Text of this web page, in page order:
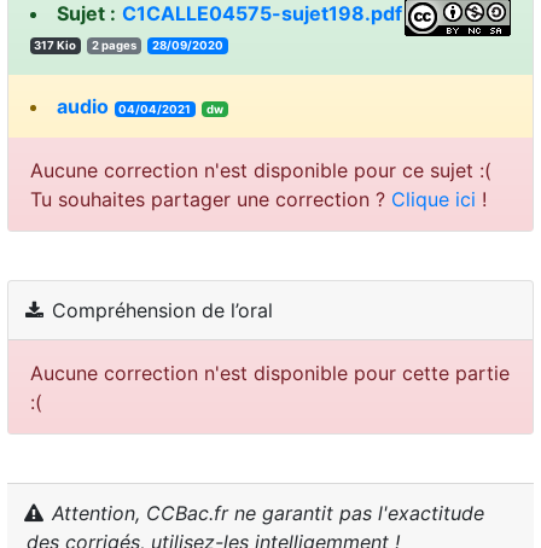
Sujet : C1CALLE04575-sujet198.pdf
317 Kio 2 pages 28/09/2020
audio 04/04/2021 dw
Aucune correction n'est disponible pour ce sujet :(
Tu souhaites partager une correction ? Clique ici !
Compréhension de l’oral
Aucune correction n'est disponible pour cette partie
:(
Attention, CCBac.fr ne garantit pas l'exactitude
des corrigés, utilisez-les intelligemment !